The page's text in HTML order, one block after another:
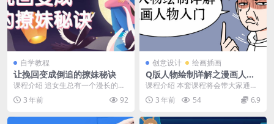
自学教程
让挽回变成倒追的撩妹秘诀
课程介绍 追女生总有一个漫长的过
程，很多人在这期间会认为追女生
是非常痛苦的，付出...
3 年前 92
创意设计 绘画插画
Q版人物绘制详解之漫画人物
入门
课程介绍 本套课程将会带大家通过
实例学习Q版动漫人物插画的画
法，通过实例讲解以及...
3 年前 54 6.9